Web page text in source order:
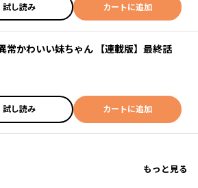
試し読み カートに追加
常かわいい妹ちゃん 【連載版】最終話
試し読み カートに追加
もっと見る